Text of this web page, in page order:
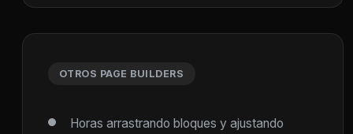
OTROS PAGE BUILDERS
Horas arrastrando bloques y ajustando